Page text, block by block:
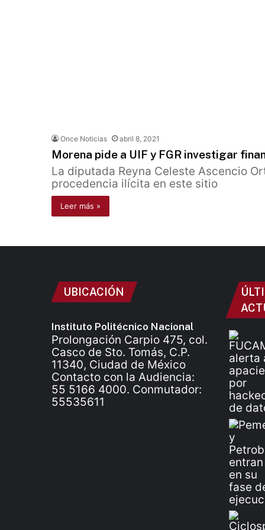
Once Noticias abril 8, 2021
Morena pide a UIF y FGR investigar
La diputada Reyna Celeste Ascencio
procedencia ilícita en este sitio
Leer más »
UBICACIÓN
Instituto Politécnico Nacional
Prolongación Carpio 475, col.
Casco de Sto. Tomás, C.P.
11340, Ciudad de México
Contacto con la Audiencia:
55 5166 4000. Conmutador:
55535611